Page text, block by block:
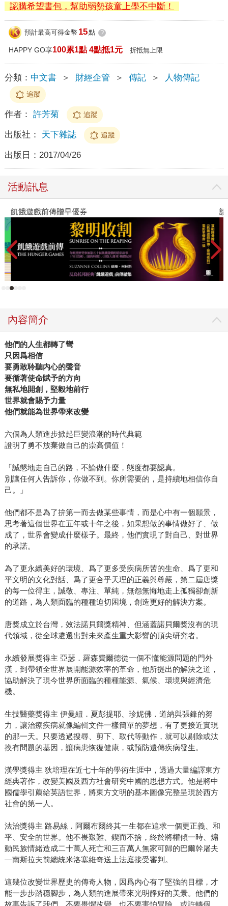
認購希望書包，幫助弱勢孩童上學不中斷！
預計最高可得金幣 15點 ?
HAPPY GO享100累1點 4點抵1元 折抵無上限
分類： 中文書 ＞ 財經企管 ＞ 傳記 ＞ 人物傳記
追蹤
作者： 許芳菊 追蹤
出版社： 天下雜誌 追蹤
出版日： 2017/04/26
活動訊息
飢餓遊戲前傳贈早優券
內容簡介
他們的人生都轉了彎
只因爲相信
要勇敢聆聽内心的聲音
要循著使命賦予的方向
無私地開創，堅毅地前行
世界就會賜予力量
他們就能為世界帶來改變
六個為人類進步掀起巨變浪潮的時代典範
證明了勇不放棄做自己的崇高價值！
「誠懇地走自己的路，不論做什麼，態度都要認真。
別讓任何人告訴你，你做不到。你所需要的，是持續地相信你自
己。」
他們都不是為了拚第一而去做某些事情，而是心中有一個願景，
思考著這個世界在五年或十年之後，如果想做的事情做好了、做
成了，世界會變成什麼樣子。最終，他們實現了對自己、對世界
的承諾。
為了更永續美好的環境、爲了更多受疾病所苦的生命、爲了更和
平文明的文化對話、爲了更合乎天理的正義與尊嚴，第二屆唐獎
的每一位得主，誠敬、專注、單純，無怨無悔地走上孤獨卻創新
的道路，為人類面臨的種種迫切困境，創造更好的解決方案。
唐獎成立於台灣，效法諾貝爾獎精神、但涵蓋諾貝爾獎沒有的現
代領域，從全球遴選出對未來產生重大影響的頂尖研究者。
永續發展獎得主 亞瑟．羅森費爾德從一個不懂能源問題的門外
漢，到帶領全世界展開能源效率的革命，他所提出的解決之道，
協助解決了現今世界所面臨的種種能源、氣候、環境與經濟危
機。
生技醫藥獎得主 伊曼紐．夏彭提耶、珍妮佛．道納與張鋒的努
力，讓治療疾病就像編輯文件一樣簡單的夢想，有了更接近實現
的那一天。只要透過搜尋、剪下、取代等動作，就可以剔除或汰
換有問題的基因，讓病患恢復健康，或預防遺傳疾病發生。
漢學獎得主 狄培理在近七十年的學術生涯中，透過大量編譯東方
經典著作，改變美國及西方社會研究中國的思想方式。他是將中
國儒學引薦給英語世界，將東方文明的基本圖像完整呈現於西方
社會的第一人。
法治獎得主 路易絲．阿爾布爾終其一生都在追求一個更正義、和
平、安全的世界。他不畏艱難、鍥而不捨，終於將權傾一時、煽
動民族情緒造成二十萬人死亡和三百萬人無家可歸的巴爾幹屠夫
—南斯拉夫前總統米洛塞維奇送上法庭接受審判。
這幾位改變世界歷史的傳奇人物，因爲内心有了堅強的目標，才
能一步步踏穩腳步，為人類的進展帶來光明靜好的美景。他們的
故事告訴了我們，不要畏懼改變，也不要害怕冒險，或許轉個